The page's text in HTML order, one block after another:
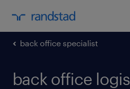
back office specialist
back office